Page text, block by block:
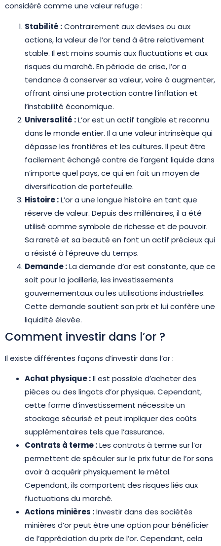
considéré comme une valeur refuge :
Stabilité :Contrairement aux devises ou aux
actions, la valeur de l’or tend à être relativement
stable. Il est moins soumis aux fluctuations et aux
risques du marché. En période de crise, l’or a
tendance à conserver sa valeur, voire à augmenter,
offrant ainsi une protection contre l’inflation et
l’instabilité économique.
Universalité :L’or est un actif tangible et reconnu
dans le monde entier. Il a une valeur intrinsèque qui
dépasse les frontières et les cultures. Il peut être
facilement échangé contre de l’argent liquide dans
n’importe quel pays, ce qui en fait un moyen de
diversification de portefeuille.
Histoire :L’or a une longue histoire en tant que
réserve de valeur. Depuis des millénaires, il a été
utilisé comme symbole de richesse et de pouvoir.
Sa rareté et sa beauté en font un actif précieux qui
a résisté à l’épreuve du temps.
Demande :La demande d’or est constante, que ce
soit pour la joaillerie, les investissements
gouvernementaux ou les utilisations industrielles.
Cette demande soutient son prix et lui confère une
liquidité élevée.
Comment investir dans l’or ?
Il existe différentes façons d’investir dans l’or :
Achat physique :Il est possible d’acheter des
pièces ou des lingots d’or physique. Cependant,
cette forme d’investissement nécessite un
stockage sécurisé et peut impliquer des coûts
supplémentaires tels que l’assurance.
Contrats à terme :Les contrats à terme sur l’or
permettent de spéculer sur le prix futur de l’or sans
avoir à acquérir physiquement le métal.
Cependant, ils comportent des risques liés aux
fluctuations du marché.
Actions minières :Investir dans des sociétés
minières d’or peut être une option pour bénéficier
de l’appréciation du prix de l’or. Cependant, cela